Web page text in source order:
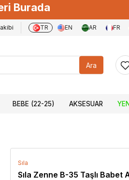
Burada
TR EN AR FR
Ara
BEBE (22-25) AKSESUAR
Sıla
Sıla Zenne B-35 Taşlı Babet